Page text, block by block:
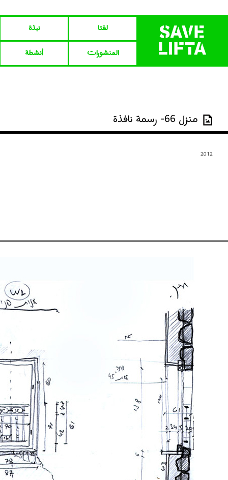
لفتا‎‎
نبذة
المنشورات
أنشطة
منزل 66- رسمة نافذة
2012